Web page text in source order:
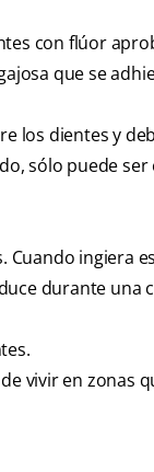
con flúor
que se
los dientes y
sólo puede
Cuando ingiera
durante una
vivir en zonas